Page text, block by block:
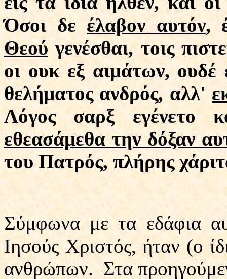
Όσοι δε έλαβον αυτόν,
Θεού γενέσθαι, τοις
οι ουκ εξ αιμάτων,
θελήματος ανδρός, αλλ'
Λόγος σαρξ εγένετο
εθεασάμεθα την δόξαν
του Πατρός, πλήρης
Σύμφωνα με τα εδάφια
Ιησούς Χριστός, ήταν (ο
ανθρώπων. Στα